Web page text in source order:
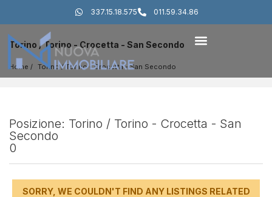
337.15.18.575 011.59.34.86
Torino / Torino - Crocetta - San Secondo
Home Torino / Torino - Crocetta - San Secondo
Posizione: Torino / Torino - Crocetta - San
Secondo
0
SORRY, WE COULDN'T FIND ANY LISTINGS RELATED